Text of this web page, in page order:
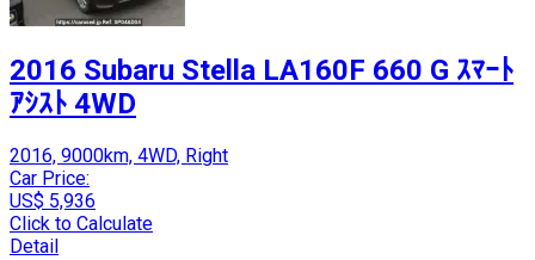
2016 Subaru Stella LA160F 660 G ｽﾏｰﾄ
ｱｼｽﾄ 4WD
2016, 9000km, 4WD, Right
Car Price:
US$ 5,936
Click to Calculate
Detail